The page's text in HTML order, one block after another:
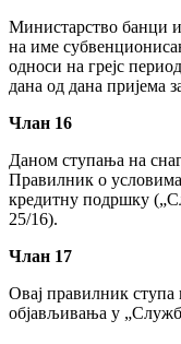
Министарство банци
на име
односи на грејс
дана од дана пријема
Члан 16
Даном ступања на
Правилник о
кредитну подршку
25/16).
Члан 17
Овај правилник ступа
објављивања у